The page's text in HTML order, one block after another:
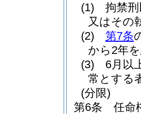
(1)
拘禁
又はその
(2)
第7条
から2年
(3)
6月以
常とする
(分限)
第6条
任命